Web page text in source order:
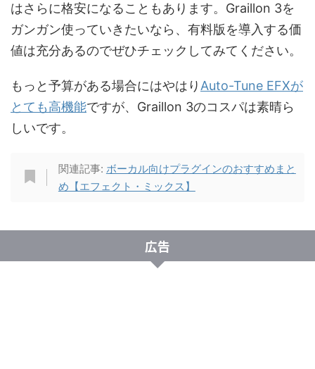
はさらに格安になることもあります。Graillon 3を
ガンガン使っていきたいなら、有料版を導入する価
値は充分あるのでぜひチェックしてみてください。
もっと予算がある場合にはやはりAuto-Tune EFXが
とても高機能ですが、Graillon 3のコスパは素晴ら
しいです。
関連記事: ボーカル向けプラグインのおすすめまと
め【エフェクト・ミックス】
広告